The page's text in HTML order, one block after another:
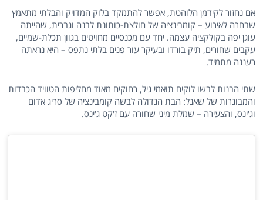
אם נחזור לקידמן הלוהטת, אפשר להתמקד בלוק המדויק והבלתי מתאמץ
שבחרה לאירוע – קומבינציה של חולצת-כותונת לבנה וגברית, שהייתה
עוגן יפה בקולקציה עצמה. יחד עם מכנסיים מחויטים בגוון תכלת-שמיים,
עקבים שחורים, תיק בורדו ובעיקר עור פנים בלתי נתפס – היא נראתה
רעננה מתמיד.
שתי הבנות לבשו לוקים תואמי גיל, רחוקים מאוד מחליפות הטוויד הכבדות
והמבוגרות של שאנל: הבת הגדולה לבשה קומבינציה של סריג אדום
וג'ינס, והצעירה – שמלת מיני שחורה עם ז'קט ג'ינס.